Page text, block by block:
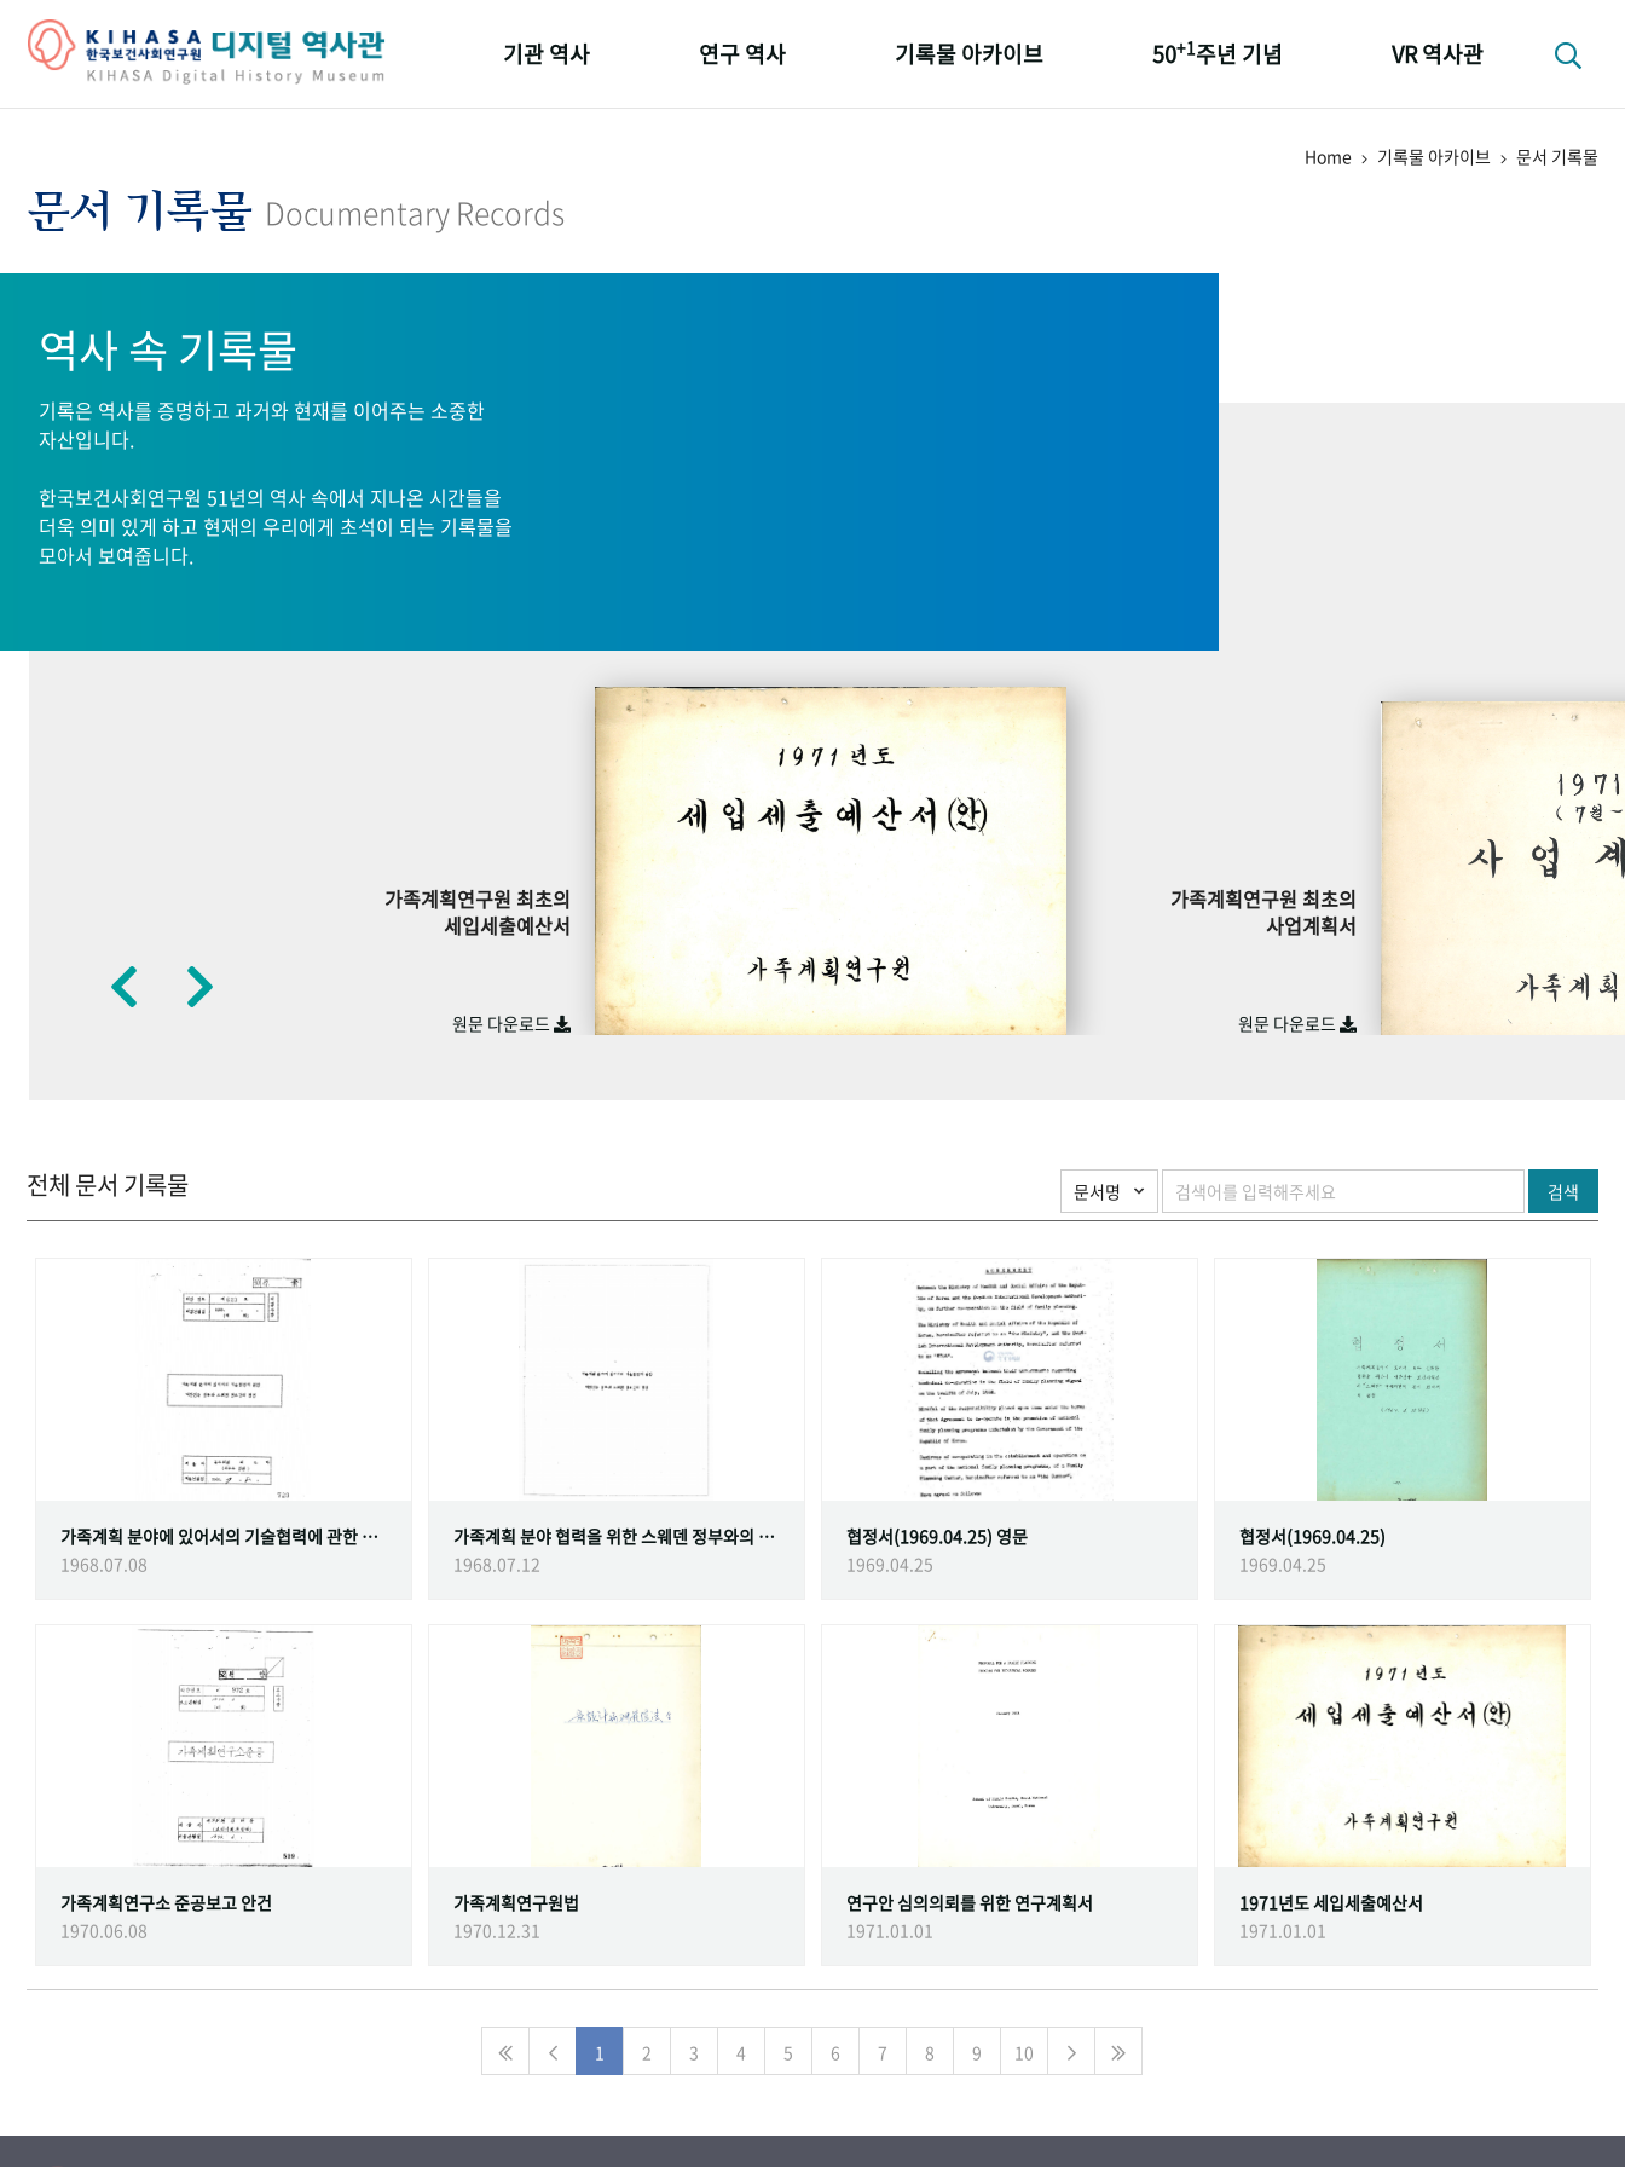
기관 역사
기관 변천사
연구 역사 기록물 아카이브 50+1주년 기념 VR 역사관
Home 기록물 아카이브 문서 기록물
문서 기록물 Documentary Records
역사 속 기록물
기록은 역사를 증명하고 과거와 현재를 이어주는 소중한
자산입니다.
한국보건사회연구원 51년의 역사 속에서 지나온 시간들을
더욱 의미 있게 하고 현재의 우리에게 초석이 되는 기록물을
모아서 보여줍니다.
가족계획연구원 최초의
세입세출예산서
원문 다운로드
가족계획연구원 최초의
사업계획서
원문 다운로드
전체 문서 기록물 검색
가족계획 분야에 있어서의 기술협력에 관한 대한민국정부와 스웨덴 정부간의 협정
1968.07.08
가족계획 분야 협력을 위한 스웨덴 정부와의 협정
1968.07.12
협정서(1969.04.25) 영문
1969.04.25
협정서(1969.04.25)
1969.04.25
가족계획연구소 준공보고 안건
1970.06.08
가족계획연구원법
1970.12.31
연구안 심의의뢰를 위한 연구계획서
1971.01.01
1971년도 세입세출예산서
1971.01.01
1 2 3 4 5 6 7 8 9 10